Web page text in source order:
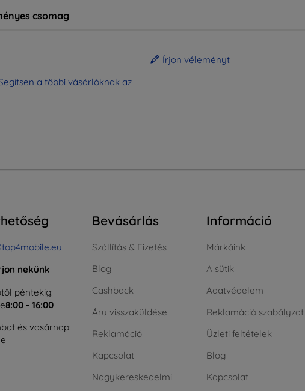
csomag
a többi vásárlóknak az
Írjon véleményt
nekünk
péntekig:
8:00 - 16:00
és vasárnap:
Bevásárlás
Szállítás & Fizetés
Blog
Cashback
Áru visszaküldése
Reklamáció
Kapcsolat
Nagykereskedelmi
Információ
Márkáink
A sütik
Adatvédelem
Reklamáció szabályzat
Üzleti feltételek
Blog
Kapcsolat